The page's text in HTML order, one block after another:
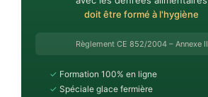
doit être formé à l'hygiène
Règlement CE 852/2004 – Annexe II
✓ Formation 100% en ligne
✓ Spéciale glace fermière